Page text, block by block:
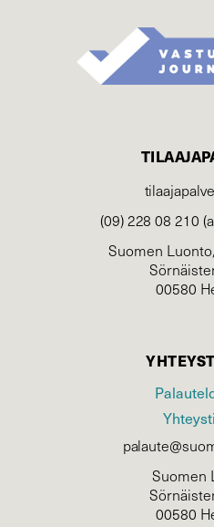
(09) 228 08 210
Suomen
00580
Suomen
00580